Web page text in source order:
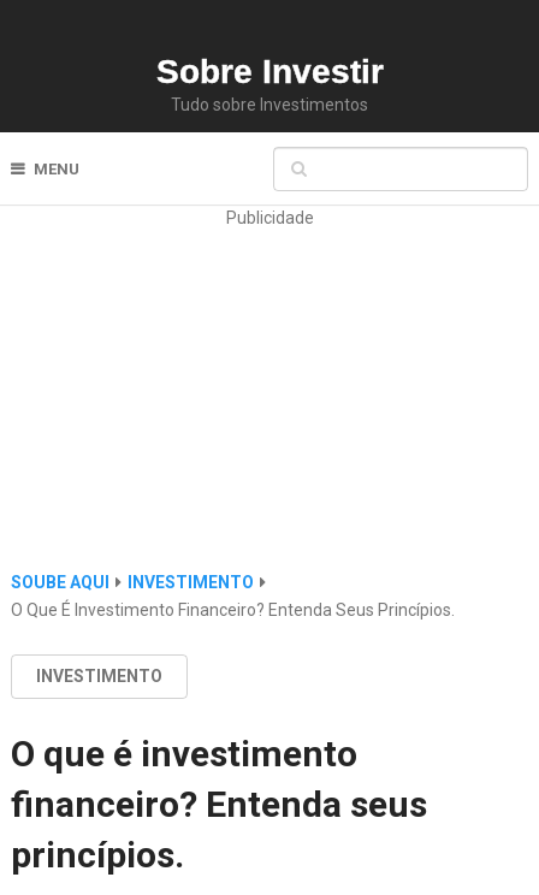
Sobre Investir
Tudo sobre Investimentos
MENU
Publicidade
SOUBE AQUI
INVESTIMENTO
O Que É Investimento Financeiro? Entenda Seus Princípios.
INVESTIMENTO
O que é investimento
financeiro? Entenda seus
princípios.